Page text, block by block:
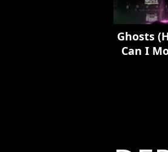
Ghosts
Can I